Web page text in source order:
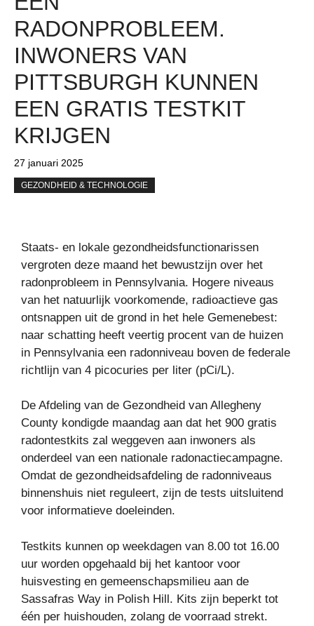
RADONPROBLEEM.
INWONERS VAN
PITTSBURGH KUNNEN
EEN GRATIS TESTKIT
KRIJGEN
27 januari 2025
GEZONDHEID & TECHNOLOGIE
Staats- en lokale gezondheidsfunctionarissen
vergroten deze maand het bewustzijn over het
radonprobleem in Pennsylvania. Hogere niveaus
van het natuurlijk voorkomende, radioactieve gas
ontsnappen uit de grond in het hele Gemenebest:
naar schatting heeft veertig procent van de huizen
in Pennsylvania een radonniveau boven de federale
richtlijn van 4 picocuries per liter (pCi/L).
De Afdeling van de Gezondheid van Allegheny
County kondigde maandag aan dat het 900 gratis
radontestkits zal weggeven aan inwoners als
onderdeel van een nationale radonactiecampagne.
Omdat de gezondheidsafdeling de radonniveaus
binnenshuis niet reguleert, zijn de tests uitsluitend
voor informatieve doeleinden.
Testkits kunnen op weekdagen van 8.00 tot 16.00
uur worden opgehaald bij het kantoor voor
huisvesting en gemeenschapsmilieu aan de
Sassafras Way in Polish Hill. Kits zijn beperkt tot
één per huishouden, zolang de voorraad strekt.